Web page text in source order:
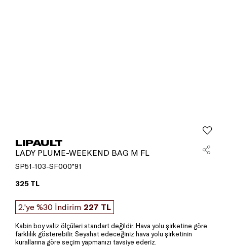
LIPAULT
LADY PLUME-WEEKEND BAG M FL
SP51-103-SF000*91
325 TL
2.'ye %30 İndirim 227 TL
Kabin boy valiz ölçüleri standart değildir. Hava yolu şirketine göre
farklılık gösterebilir. Seyahat edeceğiniz hava yolu şirketinin
kurallarına göre seçim yapmanızı tavsiye ederiz.